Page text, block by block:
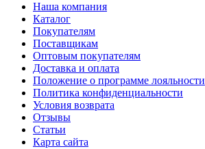
Наша компания
Каталог
Покупателям
Поставщикам
Оптовым покупателям
Доставка и оплата
Положение о программе лояльности
Политика конфиденциальности
Условия возврата
Отзывы
Статьи
Карта сайта